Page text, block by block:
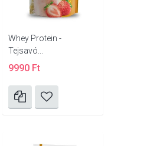
Whey Protein -
Tejsavó...
9990 Ft